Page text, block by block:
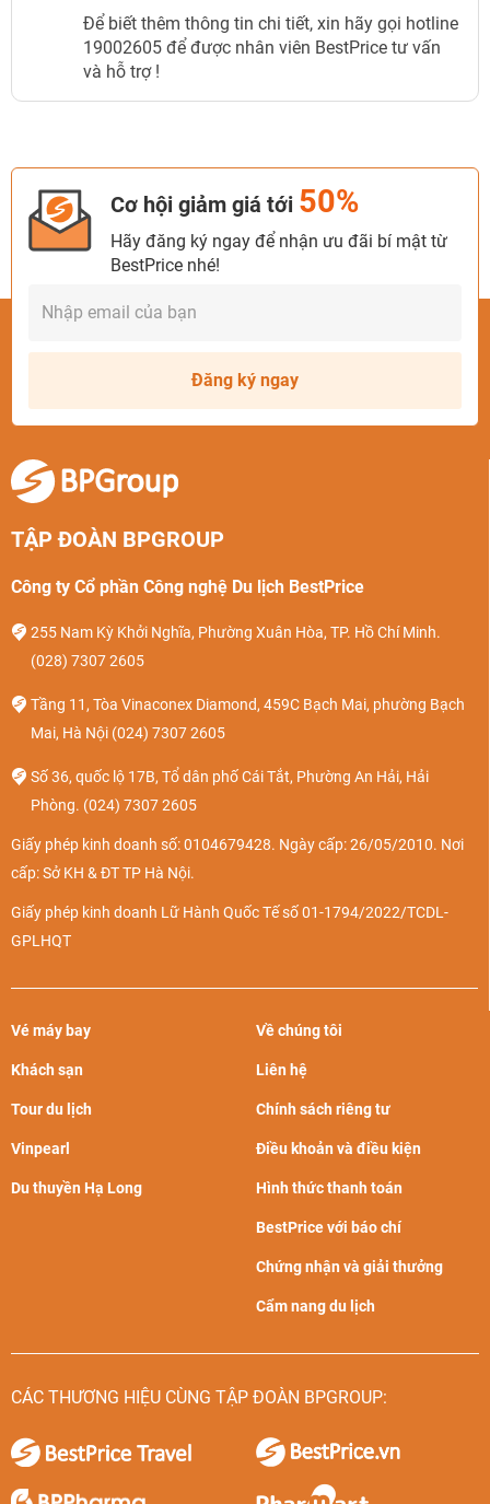
Để biết thêm thông tin chi tiết, xin hãy gọi hotline
19002605 để được nhân viên BestPrice tư vấn
và hỗ trợ !
Cơ hội giảm giá tới 50%
Hãy đăng ký ngay để nhận ưu đãi bí mật từ
BestPrice nhé!
Đăng ký ngay
TẬP ĐOÀN BPGROUP
Công ty Cổ phần Công nghệ Du lịch BestPrice
255 Nam Kỳ Khởi Nghĩa, Phường Xuân Hòa, TP. Hồ Chí Minh.
(028) 7307 2605
Tầng 11, Tòa Vinaconex Diamond, 459C Bạch Mai, phường Bạch
Mai, Hà Nội (024) 7307 2605
Số 36, quốc lộ 17B, Tổ dân phố Cái Tắt, Phường An Hải, Hải
Phòng. (024) 7307 2605
Giấy phép kinh doanh số: 0104679428. Ngày cấp: 26/05/2010. Nơi
cấp: Sở KH & ĐT TP Hà Nội.
Giấy phép kinh doanh Lữ Hành Quốc Tế số 01-1794/2022/TCDL-
GPLHQT
Vé máy bay
Khách sạn
Tour du lịch
Vinpearl
Du thuyền Hạ Long
Về chúng tôi
Liên hệ
Chính sách riêng tư
Điều khoản và điều kiện
Hình thức thanh toán
BestPrice với báo chí
Chứng nhận và giải thưởng
Cẩm nang du lịch
CÁC THƯƠNG HIỆU CÙNG TẬP ĐOÀN BPGROUP: